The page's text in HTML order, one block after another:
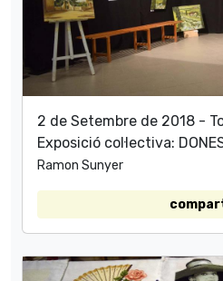
2 de Setembre de 2018 -
Exposició col·lectiva:
Ramon Sunyer